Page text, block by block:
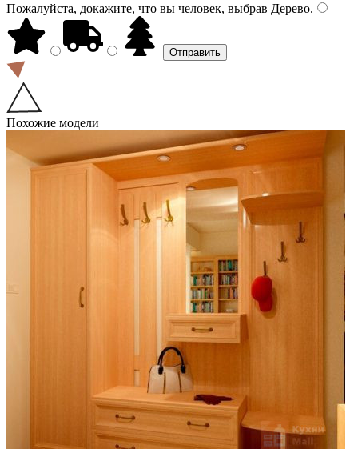
Пожалуйста, докажите, что вы человек, выбрав Дерево.
Похожие модели